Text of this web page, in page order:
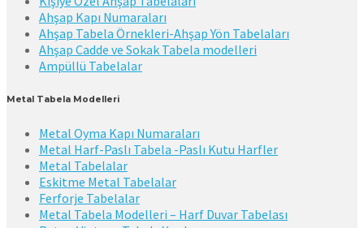
Ahşap Kapı Numaraları
Ahşap Tabela Örnekleri-Ahşap Yön Tabelaları
Ahşap Cadde ve Sokak Tabela modelleri
Ampüllü Tabelalar
Metal Tabela Modelleri
Metal Oyma Kapı Numaraları
Metal Harf-Paslı Tabela -Paslı Kutu Harfler
Metal Tabelalar
Eskitme Metal Tabelalar
Ferforje Tabelalar
Metal Tabela Modelleri – Harf Duvar Tabelası